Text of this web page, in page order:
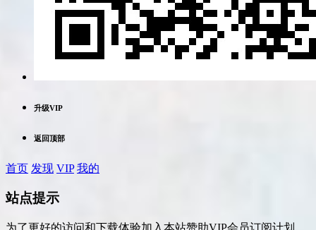
升级VIP
返回顶部
首页 发现 VIP 我的
站点提示